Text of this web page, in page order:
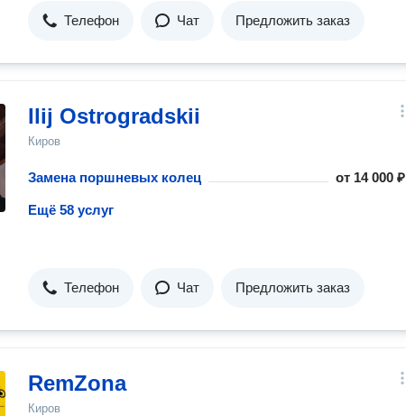
Телефон Чат Предложить заказ
Ilij Ostrogradskii
Киров
Замена поршневых колец от 14 000 ₽
Ещё 58 услуг
Телефон Чат Предложить заказ
RemZona
Киров